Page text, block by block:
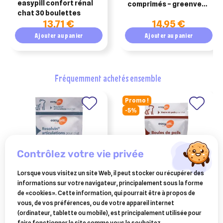
easypill confort rénal
chat 30 boulettes
13,71 €
Ajouter au panier
comprimés – greenvet
comprimés – chien et
14,95 €
Ajouter au panier
fréquemment achetés ensemble
OSALIA
easypill resolvin chat
articulation bt 30
11,99 €
Promo !
-5%
OSALIA
easypill boules de poils chat
sachets
8,86 €
contrôlez votre vie privée
Lorsque vous visitez un site Web, il peut stocker ou récupérer des
informations sur votre navigateur, principalement sous la forme
de «cookies». Cette information, qui pourrait être à propos de
vous, de vos préférences, ou de votre appareil internet
(ordinateur, tablette ou mobile), est principalement utilisée pour